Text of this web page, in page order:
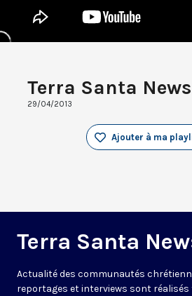
Terra Santa News
29/04/2013
Ajouter à ma
Terra Santa
Actualité des communautés
reportages et interviews sont réalisés